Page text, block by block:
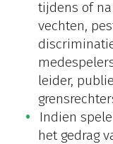
tijdens of
vechten,
leider,
Indien
het gedrag